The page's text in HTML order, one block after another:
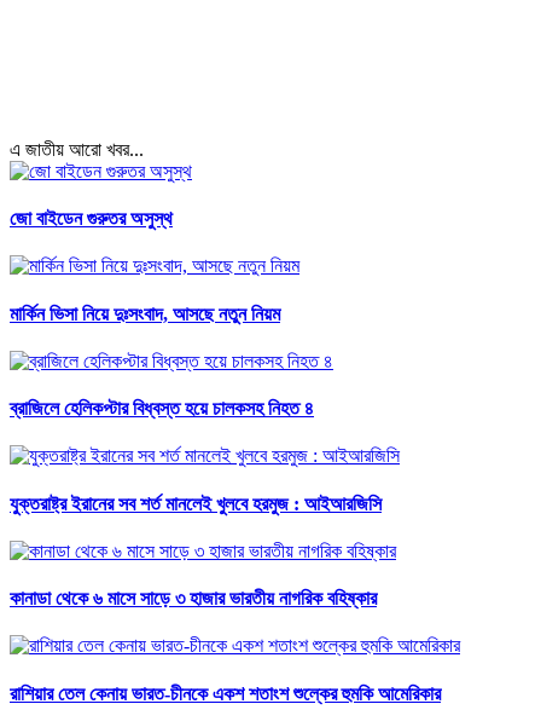
এ জাতীয় আরো খবর...
জো বাইডেন গুরুতর অসুস্থ
মার্কিন ভিসা নিয়ে দুঃসংবাদ, আসছে নতুন নিয়ম
ব্রাজিলে হেলিকপ্টার বিধ্বস্ত হয়ে চালকসহ নিহত ৪
যুক্তরাষ্ট্র ইরানের সব শর্ত মানলেই খুলবে হরমুজ : আইআরজিসি
কানাডা থেকে ৬ মাসে সাড়ে ৩ হাজার ভারতীয় নাগরিক বহিষ্কার
রাশিয়ার তেল কেনায় ভারত-চীনকে একশ শতাংশ শুল্কের হুমকি আমেরিকার